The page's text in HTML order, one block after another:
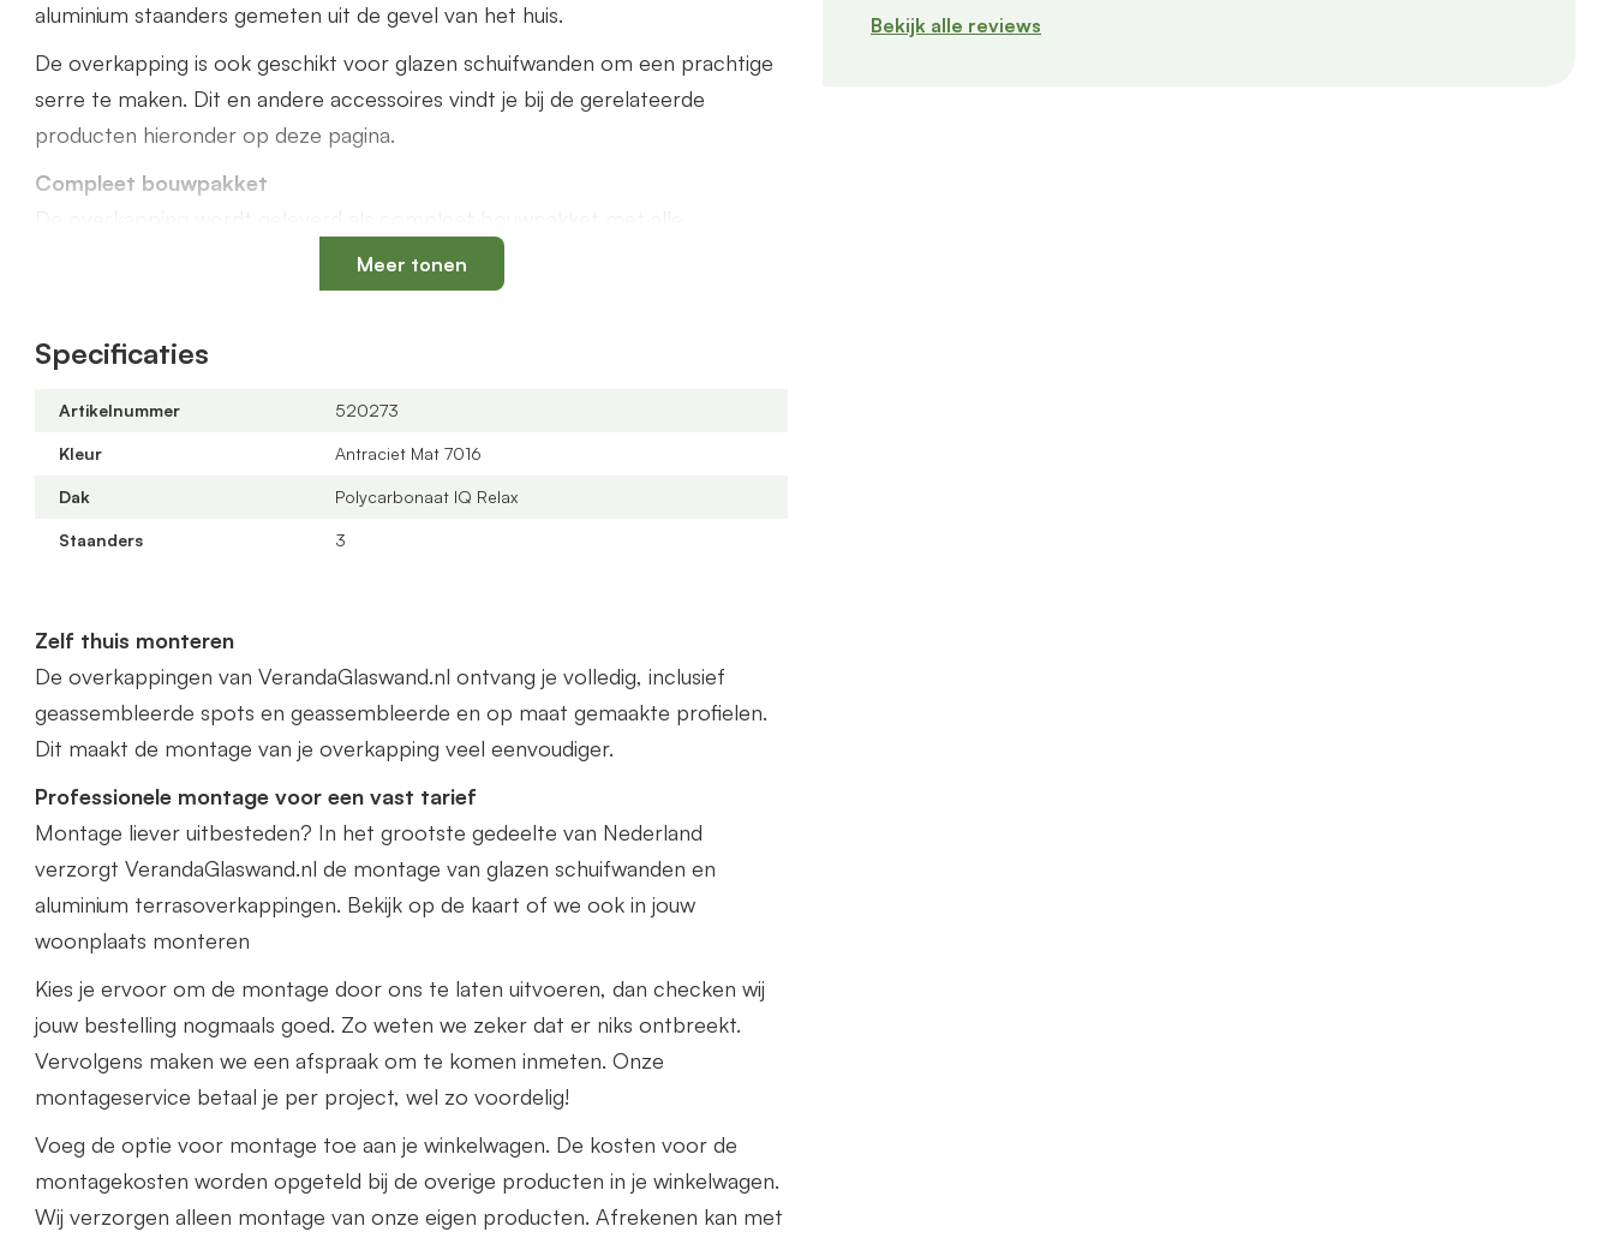
aluminium staanders gemeten uit de gevel van het huis.
De overkapping is ook geschikt voor glazen schuifwanden om een prachtige
serre te maken. Dit en andere accessoires vindt je bij de gerelateerde
producten hieronder op deze pagina.
Compleet bouwpakket
benodigde onderdelen zoals PVC bladvanger, PVC buis/90 graden bocht van
75mm, rubbers worden meegeleverd.
Offerte aanvragen
Bestel via de webshop of vraag
veranda kunnen wij gratis op maat leveren. Zowel in de breedte als diepte.
Het beste vraagt u dan een offerte aan.
Meer tonen
Specificaties
Artikelnummer 520273
Kleur Antraciet Mat 7016
Dak Polycarbonaat IQ Relax
Staanders 3
Zelf thuis monteren
De overkappingen van VerandaGlaswand.nl ontvang je volledig, inclusief
geassembleerde spots en geassembleerde en op maat gemaakte profielen.
Dit maakt de montage van je overkapping veel eenvoudiger.
Professionele montage voor een vast tarief
Montage liever uitbesteden? In het grootste gedeelte van Nederland
verzorgt VerandaGlaswand.nl de montage van glazen schuifwanden en
aluminium terrasoverkappingen. Bekijk op de kaart of we ook in jouw
woonplaats monteren
Kies je ervoor om de montage door ons te laten uitvoeren, dan checken wij
jouw bestelling nogmaals goed. Zo weten we zeker dat er niks ontbreekt.
Vervolgens maken we een afspraak om te komen inmeten. Onze
montageservice betaal je per project, wel zo voordelig!
Voeg de optie voor montage toe aan je winkelwagen. De kosten voor de
montagekosten worden opgeteld bij de overige producten in je winkelwagen.
Wij verzorgen alleen montage van onze eigen producten. Afrekenen kan met
Bekijk alle reviews